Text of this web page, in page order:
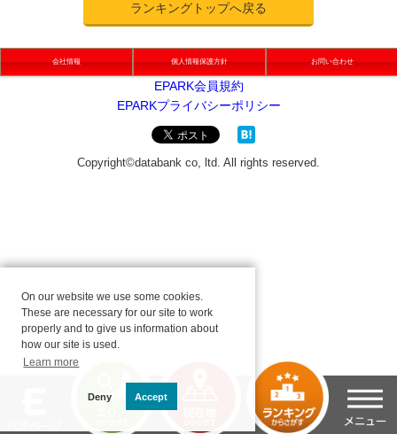
ランキングトップへ戻る
会社情報 個人情報保護方針 お問い合わせ
On our website we use some cookies.
These are necessary for our site to work
properly and to give us information about
how our site is used.
Learn more
Deny Accept